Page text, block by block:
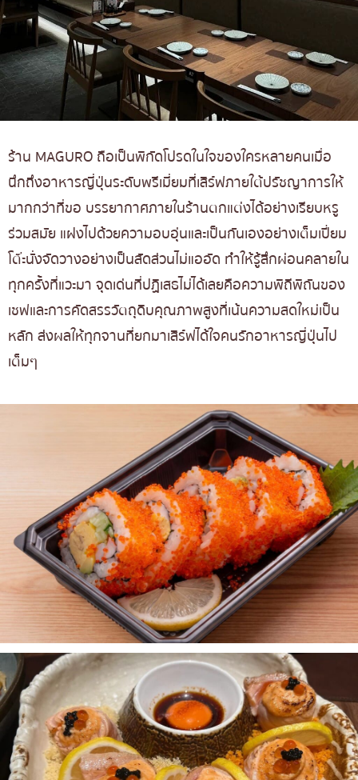
ร้าน MAGURO ถือเป็นพิกัดโปรดในใจของใครหลายคนเมื่อ
นึกถึงอาหารญี่ปุ่นระดับพรีเมี่ยมที่เสิร์ฟภายใต้ปรัชญาการให้
มากกว่าที่ขอ บรรยากาศภายในร้านตกแต่งได้อย่างเรียบหรู
ร่วมสมัย แฝงไปด้วยความอบอุ่นและเป็นกันเองอย่างเต็มเปี่ยม
โต๊ะนั่งจัดวางอย่างเป็นสัดส่วนไม่แออัด ทำให้รู้สึกผ่อนคลายใน
ทุกครั้งที่แวะมา จุดเด่นที่ปฏิเสธไม่ได้เลยคือความพิถีพิถันของ
เชฟและการคัดสรรวัตถุดิบคุณภาพสูงที่เน้นความสดใหม่เป็น
หลัก ส่งผลให้ทุกจานที่ยกมาเสิร์ฟได้ใจคนรักอาหารญี่ปุ่นไป
เต็มๆ